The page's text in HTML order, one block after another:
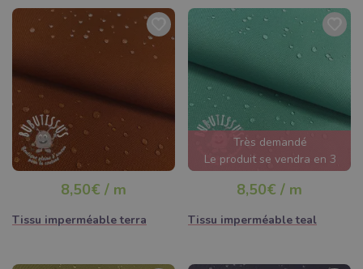
8,50€ / m
Tissu imperméable terra
Très demandé
Le produit se vendra en 3
jours
8,50€ / m
Tissu imperméable teal